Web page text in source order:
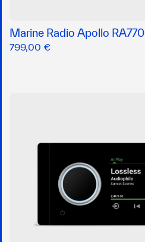
Marine Radio Apollo RA770
799,00 €